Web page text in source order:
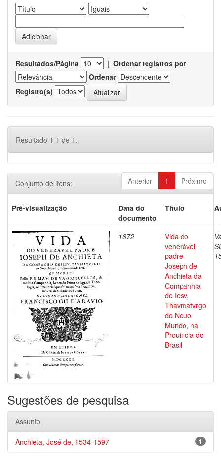
Resultados/Página | Ordenar registros por
Ordenar
Registro(s)
Resultado 1-1 de 1.
Anterior 1 Próximo
Conjunto de itens:
Pré-visualização
Data do
documento
Título
1672
Vida do
venerável
padre
Joseph de
Anchieta da
Companhia
de Iesv,
Thavmatvrgo
do Nouo
Mundo, na
Prouincia do
Brasil
Sugestões de pesquisa
Assunto
1
Anchieta, José de, 1534-1597